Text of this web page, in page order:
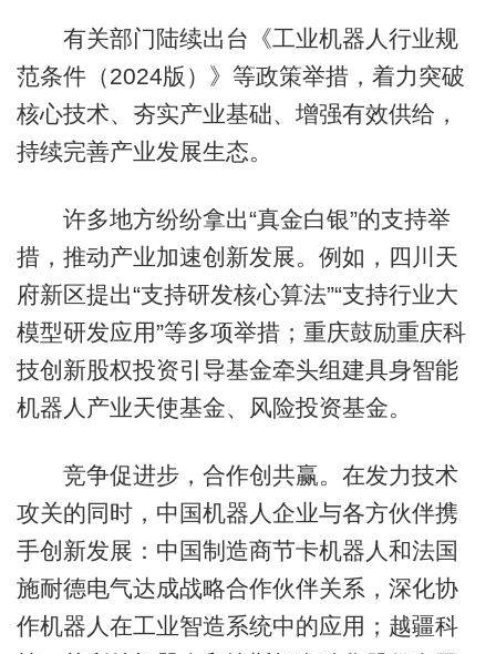
有关部门陆续出台《工业机器人行业规
范条件（2024版）》等政策举措，着力突破
核心技术、夯实产业基础、增强有效供给，
持续完善产业发展生态。
许多地方纷纷拿出“真金白银”的支持举
措，推动产业加速创新发展。例如，四川天
府新区提出“支持研发核心算法”“支持行业大
模型研发应用”等多项举措；重庆鼓励重庆科
技创新股权投资引导基金牵头组建具身智能
机器人产业天使基金、风险投资基金。
竞争促进步，合作创共赢。在发力技术
攻关的同时，中国机器人企业与各方伙伴携
手创新发展：中国制造商节卡机器人和法国
施耐德电气达成战略合作伙伴关系，深化协
作机器人在工业智造系统中的应用；越疆科